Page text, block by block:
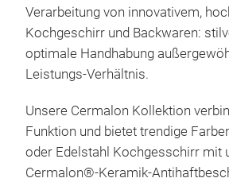
Verarbeitung von innovativem,
Kochgeschirr und Backwaren:
optimale Handhabung
Leistungs-Verhältnis.
Unsere Cermalon Kollektion
Funktion und bietet trendige
oder Edelstahl Kochgesschirr mit
Cermalon®-Keramik-